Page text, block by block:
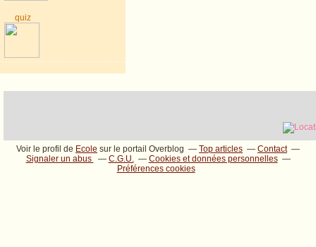
quiz
Voir le profil de Ecole sur le portail Overblog Top articles
Contact
Signaler un abus
C.G.U.
Cookies et données personnelles
Préférences cookies